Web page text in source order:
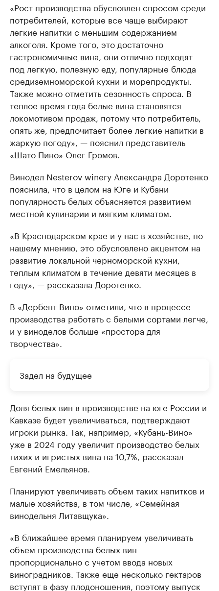
«Рост производства обусловлен спросом среди
потребителей, которые все чаще выбирают
легкие напитки с меньшим содержанием
алкоголя. Кроме того, это достаточно
гастрономичные вина, они отлично подходят
под легкую, полезную еду, популярные блюда
средиземноморской кухни и морепродукты.
Также можно отметить сезонность спроса. В
теплое время года белые вина становятся
локомотивом продаж, потому что потребитель,
опять же, предпочитает более легкие напитки в
жаркую погоду», — пояснил представитель
«Шато Пино» Олег Громов.
Винодел Nesterov winery Александра Доротенко
пояснила, что в целом на Юге и Кубани
популярность белых объясняется развитием
местной кулинарии и мягким климатом.
«В Краснодарском крае и у нас в хозяйстве, по
нашему мнению, это обусловлено акцентом на
развитие локальной черноморской кухни,
теплым климатом в течение девяти месяцев в
году», — рассказала Доротенко.
В «Дербент Вино» отметили, что в процессе
производства работать с белыми сортами легче,
и у виноделов больше «простора для
творчества».
Задел на будущее
Доля белых вин в производстве на юге России и
Кавказе будет увеличиваться, подтверждают
игроки рынка. Так, например, «Кубань-Вино»
уже в 2024 году увеличит производство белых
тихих и игристых вина на 10,7%, рассказал
Евгений Емельянов.
Планируют увеличивать объем таких напитков и
малые хозяйства, в том числе, «Семейная
винодельня Литавщука».
«В ближайшее время планируем увеличивать
объем производства белых вин
пропорционально с учетом ввода новых
виноградников. Также еще несколько гектаров
вступят в фазу плодоношения, поэтому выпуск